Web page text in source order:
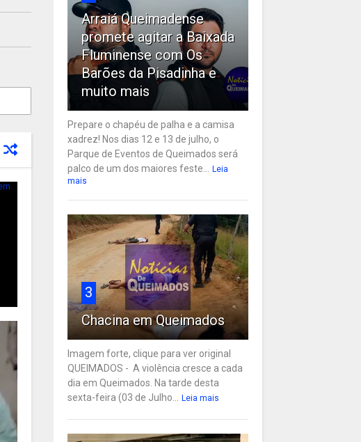
Arraiá Queimadense
promete agitar a Baixada
Fluminense com Os
Barões da Pisadinha e
muito mais
Prepare o chapéu de palha e a camisa
xadrez! Nos dias 12 e 13 de julho, o
Parque de Eventos de Queimados será
palco de um dos maiores feste...
Leia
mais
3
Chacina em Queimados
Imagem forte, clique para ver original
QUEIMADOS - A violência cresce a cada
dia em Queimados. Na tarde desta
sexta-feira (03 de Julho...
Leia mais